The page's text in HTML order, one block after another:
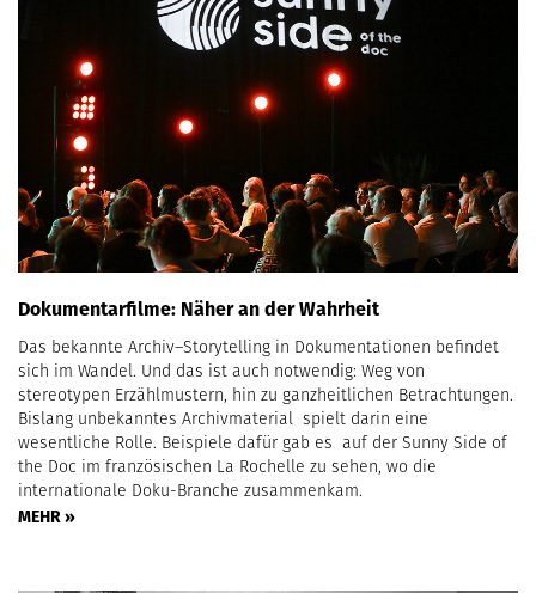
Dokumentarfilme: Näher an der Wahrheit
Das bekannte Archiv–Storytelling in Dokumentationen befindet
sich im Wandel. Und das ist auch notwendig: Weg von
stereotypen Erzählmustern, hin zu ganzheitlichen Betrachtungen.
Bislang unbekanntes Archivmaterial spielt darin eine
wesentliche Rolle. Beispiele dafür gab es auf der Sunny Side of
the Doc im französischen La Rochelle zu sehen, wo die
internationale Doku-Branche zusammenkam.
MEHR »